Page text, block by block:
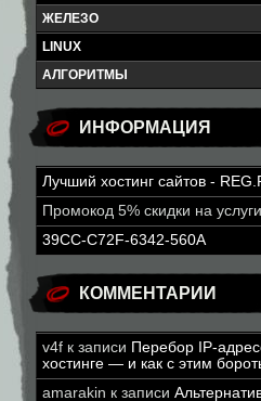
ЖЕЛЕЗО
LINUX
АЛГОРИТМЫ
ИНФОРМАЦИЯ
Лучший хостинг сайтов -
Промокод 5% скидки на услуги
39CC-C72F-6342-560A
КОММЕНТАРИИ
v4f к записи Перебор IP-
хостинге — и как с этим
amarakin к записи